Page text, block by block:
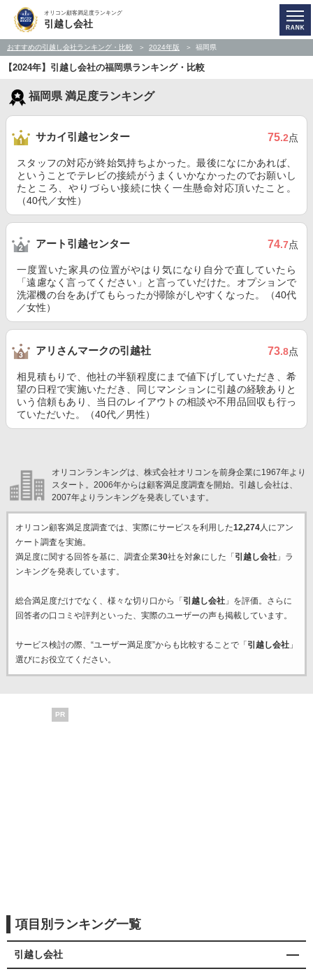
オリコン顧客満足度ランキング
引越し会社
おすすめの引越し会社ランキング・比較 2024年版 福岡県
【2024年】引越し会社の福岡県ランキング・比較
福岡県 満足度ランキング
サカイ引越センター 75.2点
スタッフの対応が終始気持ちよかった。最後になにかあれば、
ということでテレビの接続がうまくいかなかったのでお願いし
たところ、やりづらい接続に快く一生懸命対応頂いたこと。
（40代／女性）
アート引越センター 74.7点
一度置いた家具の位置がやはり気になり自分で直していたら
「遠慮なく言ってください」と言っていだけた。オプションで
洗濯機の台をあげてもらったが掃除がしやすくなった。（40代
／女性）
アリさんマークの引越社 73.8点
相見積もりで、他社の半額程度にまで値下げしていただき、希
望の日程で実施いただき、同じマンションに引越の経験ありと
いう信頼もあり、当日のレイアウトの相談や不用品回収も行っ
ていただいた。（40代／男性）
オリコンランキングは、株式会社オリコンを前身企業に1967年より
スタート。2006年からは顧客満足度調査を開始。引越し会社は、
2007年よりランキングを発表しています。
オリコン顧客満足度調査では、実際にサービスを利用した12,274人にアン
ケート調査を実施。
満足度に関する回答を基に、調査企業30社を対象にした「 引越し会社」ラ
ンキングを発表しています。
総合満足度だけでなく、様々な切り口から「 引越し会社」を評価。さらに
回答者の口コミや評判といった、実際のユーザーの声も掲載しています。
サービス検討の際、“ユーザー満足度”からも比較することで「 引越し会社」
選びにお役立てください。
PR
項目別ランキング一覧
引越し会社